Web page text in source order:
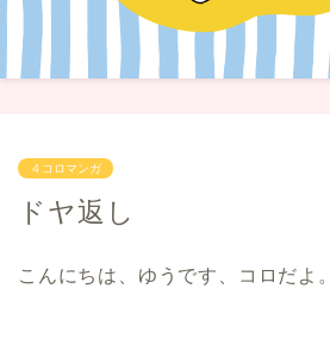
４コロマンガ
ドヤ返し
こんにちは、ゆうです、コロだよ。